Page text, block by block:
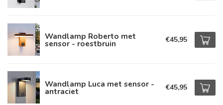
Wandlamp Roberto met
sensor - roestbruin €45,95
Wandlamp Luca met sensor -
antraciet €45,95